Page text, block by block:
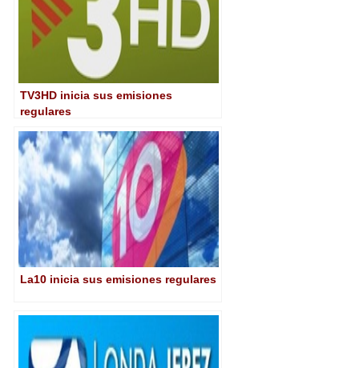
TV3HD inicia sus emisiones
regulares
La10 inicia sus emisiones regulares